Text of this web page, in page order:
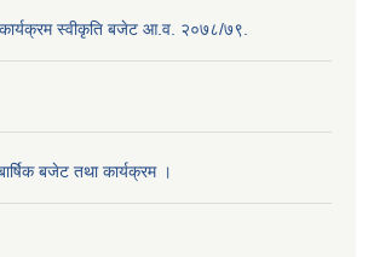
कार्यक्रम स्वीकृति बजेट आ.व. २०७८/७९.
बजेट तथा कार्यक्रम ।